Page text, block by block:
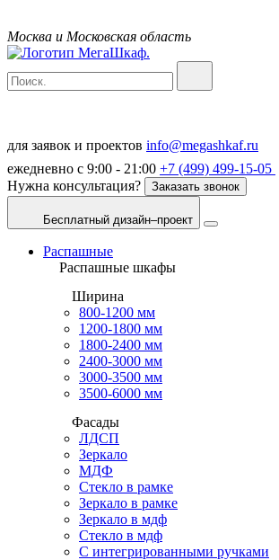
Москва и Московская область
для заявок и проектов info@megashkaf.ru
ежедневно с 9:00 - 21:00 +7 (499) 499-15-05
Нужна консультация?
Заказать звонок
Бесплатный дизайн–проект
Распашные
Распашные шкафы
Ширина
800-1200 мм
1200-1800 мм
1800-2400 мм
2400-3000 мм
3000-3500 мм
3500-6000 мм
Фасады
ЛДСП
Зеркало
МДФ
Стекло в рамке
Зеркало в рамке
Зеркало в мдф
Стекло в мдф
С интегрированными ручками